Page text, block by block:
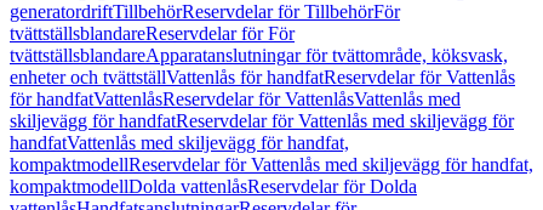
generatordriftTillbehörReservdelar för TillbehörFör
tvättställsblandareReservdelar för För
tvättställsblandareApparatanslutningar för tvättområde, köksvask,
enheter och tvättställVattenlås för handfatReservdelar för Vattenlås
för handfatVattenlåsReservdelar för VattenlåsVattenlås med
skiljevägg för handfatReservdelar för Vattenlås med skiljevägg för
handfatVattenlås med skiljevägg för handfat,
kompaktmodellReservdelar för Vattenlås med skiljevägg för handfat,
kompaktmodellDolda vattenlåsReservdelar för Dolda